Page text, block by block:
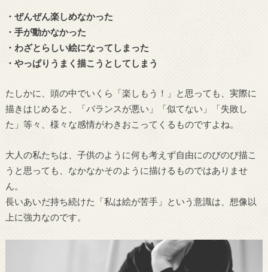
・ぜんぜん楽しめなかった
・手が動かなかった
・わざとらしい絵になってしまった
・やっぱりうまく描こうとしてしまう
たしかに、頭の中でいくら「楽しもう！」と思っても、実際に
描きはじめると、「バランスが悪い」「似てない」「失敗し
た」等々、様々な感情がわきおこってくるものですよね。
大人の私たちは、子供のように何も考えず自由にのびのび描こ
うと思っても、なかなかそのように描けるものではありませ
ん。
長いあいだ持ち続けた「私は絵が苦手」という意識は、想像以
上に強力なのです。